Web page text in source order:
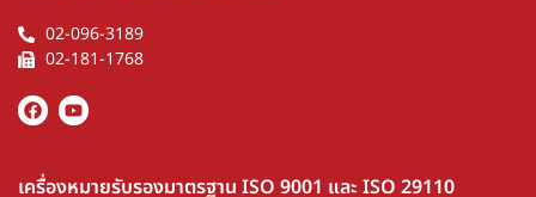
02-096-3189
02-181-1768
เครื่องหมายรับรองมาตรฐาน ISO 9001 และ ISO 29110